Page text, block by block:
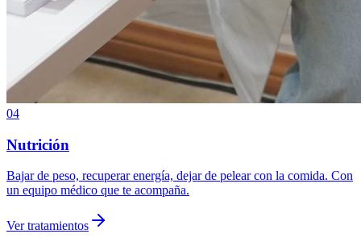
04
Nutrición
Bajar de peso, recuperar energía, dejar de pelear con la comida. Con
un equipo médico que te acompaña.
Ver tratamientos